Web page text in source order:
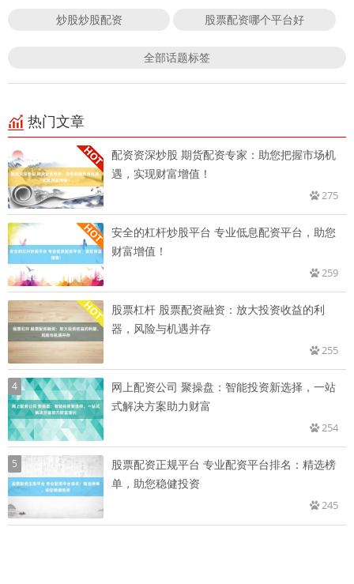
炒股炒股配资 股票配资哪个平台好
全部话题标签
热门文章
配资资深炒股 期货配资专家：助您把握市场机
遇，实现财富增值！
275
安全的杠杆炒股平台 专业低息配资平台，助您
财富增值！
259
股票杠杆 股票配资融资：放大投资收益的利
器，风险与机遇并存
255
4
网上配资公司 聚操盘：智能投资新选择，一站
式解决方案助力财富
254
5
股票配资正规平台 专业配资平台排名：精选榜
单，助您稳健投资
245